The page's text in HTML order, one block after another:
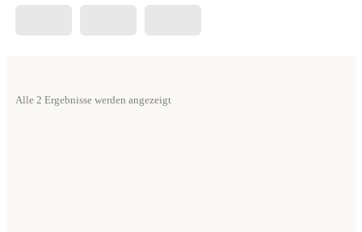
Alle 2 Ergebnisse werden angezeigt